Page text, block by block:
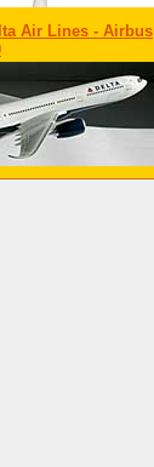
Air Lines - Airbus